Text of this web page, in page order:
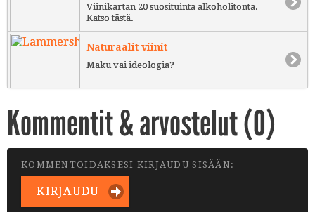
Viinikartan 20 suosituinta alkoholitonta.
Katso tästä.
Naturaalit viinit
Maku vai ideologia?
Kommentit & arvostelut (0)
KOMMENTOIDAKSESI KIRJAUDU SISÄÄN:
KIRJAUDU